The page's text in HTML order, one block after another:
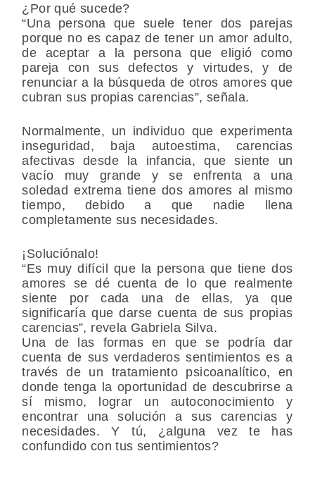
¿Por qué sucede?
“Una persona que suele tener dos parejas
porque no es capaz de tener un amor adulto,
de aceptar a la persona que eligió como
pareja con sus defectos y virtudes, y de
renunciar a la búsqueda de otros amores que
cubran sus propias carencias”, señala.
Normalmente, un individuo que experimenta
inseguridad, baja autoestima, carencias
afectivas desde la infancia, que siente un
vacío muy grande y se enfrenta a una
soledad extrema tiene dos amores al mismo
tiempo, debido a que nadie llena
completamente sus necesidades.
¡Soluciónalo!
“Es muy difícil que la persona que tiene dos
amores se dé cuenta de lo que realmente
siente por cada una de ellas, ya que
significaría que darse cuenta de sus propias
carencias”, revela Gabriela Silva.
Una de las formas en que se podría dar
cuenta de sus verdaderos sentimientos es a
través de un tratamiento psicoanalítico, en
donde tenga la oportunidad de descubrirse a
sí mismo, lograr un autoconocimiento y
encontrar una solución a sus carencias y
necesidades.Y tú, ¿alguna vez te has
confundido con tus sentimientos?